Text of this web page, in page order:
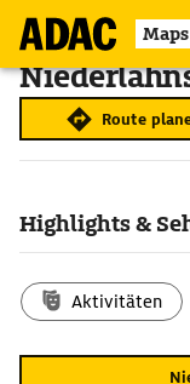
Maps
Route
Highlights &
Aktivitäten